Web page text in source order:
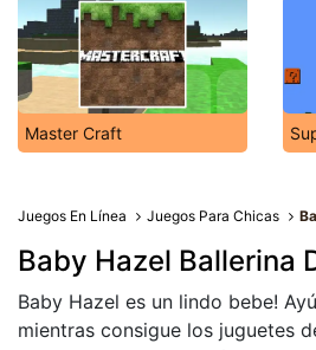
Master Craft
Juegos En Línea Juegos Para Chicas
Baby Hazel Ballerina
Baby Hazel es un lindo bebe!
mientras consigue los juguetes